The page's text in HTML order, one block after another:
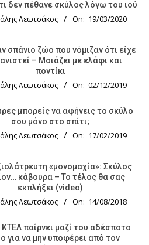
δεν πέθανε σκύλος λόγω του ιού
Λεωτσάκος On: 19/03/2020
σπάνιο ζώο που νόμιζαν ότι είχε
– Μοιάζει με ελάφι και
ποντίκι
Λεωτσάκος On: 02/12/2019
μπορείς να αφήνεις το σκύλο
σου μόνο στο σπίτι;
Λεωτσάκος On: 17/02/2019
«μονομαχία»: Σκύλος
κάβουρα – Το τέλος θα σας
εκπλήξει (video)
Λεωτσάκος On: 14/08/2018
παίρνει μαζί του αδέσποτο
για να μην υποφέρει από τον